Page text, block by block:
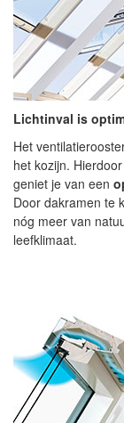
Lichtinval is
Het
het kozijn.
geniet je van een
Door dakramen te
nóg meer van
leefklimaat.